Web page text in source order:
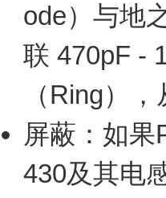
ode）与地
联 470pF -
（Ring）
屏蔽：如
430及其电